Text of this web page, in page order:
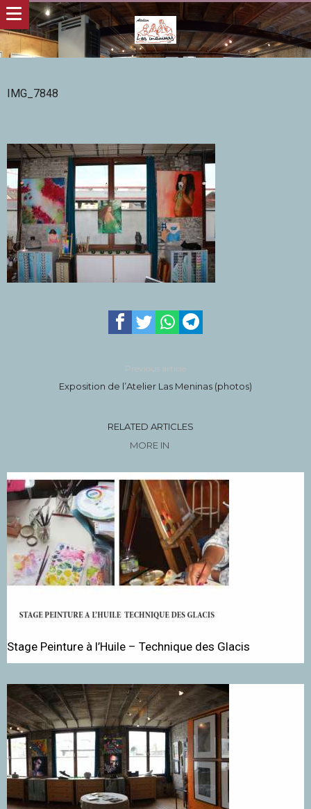
IMG_7848
Previous article
Exposition de l’Atelier Las Meninas (photos)
RELATED ARTICLES
MORE IN
Stage Peinture à l’Huile – Technique des Glacis